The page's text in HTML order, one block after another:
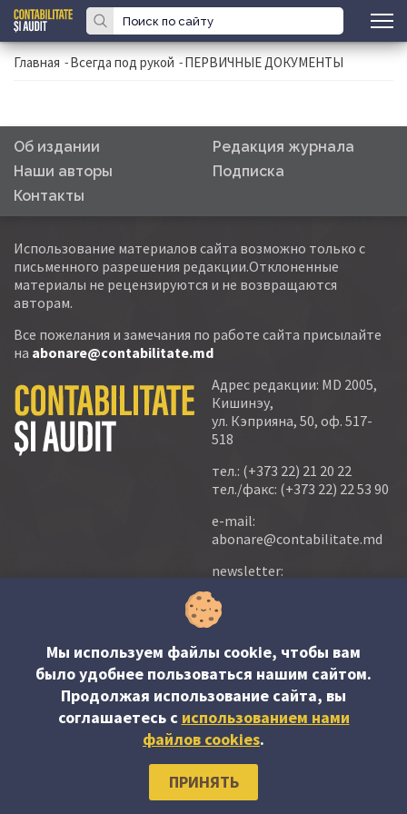
Главная -Всегда под рукой -ПЕРВИЧНЫЕ ДОКУМЕНТЫ
Об издании
Редакция журнала
Наши авторы
Подписка
Контакты
Использование материалов сайта возможно только с
письменного разрешения редакции.Отклоненные
материалы не рецензируются и не возвращаются
авторам.
Все пожелания и замечания по работе сайта присылайте
на abonare@contabilitate.md
Адрес редакции: MD 2005,
Кишинэу,
ул. Кэприяна, 50, оф. 517-
518
тел.: (+373 22) 21 20 22
тел./факс: (+373 22) 22 53 90
e-mail:
abonare@contabilitate.md
newsletter:
Мы используем файлы cookie, чтобы вам
было удобнее пользоваться нашим сайтом.
Продолжая использование сайта, вы
соглашаетесь c использованием нами
файлов cookies.
ПРИНЯТЬ